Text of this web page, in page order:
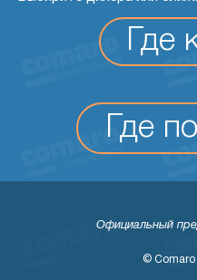
Где
Где
Официальный
© Comaro